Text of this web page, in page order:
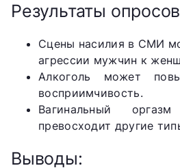
Результаты
Сцены насилия в СМИ
агрессии мужчин к
Алкоголь может
восприимчивость.
Вагинальный
превосходит другие
Выводы: